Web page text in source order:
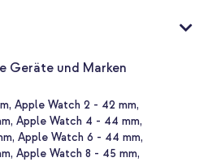
befestigst du das Apple Silikon-
Apple Watch und es sitzt fest an
nur eine Frage des Drückens des Pins in
einem Druckknopfverschluss), um
in die Öffnung zu schieben: kein
Geräte und Marken
Apple Watch 2 - 42 mm
Apple Watch 4 - 44 mm
Apple Watch 6 - 44 mm
Apple Watch 8 - 45 mm